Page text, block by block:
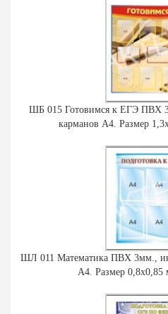
ШБ 015 Готовимся к ЕГЭ ПВХ
карманов А4. Размер
ШЛ 011 Математика ПВХ 3мм.,
А4. Размер 0,8х0,85